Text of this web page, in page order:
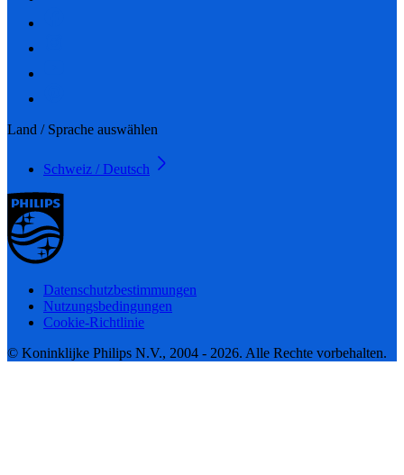
Land / Sprache auswählen
Schweiz / Deutsch
Datenschutzbestimmungen
Nutzungsbedingungen
Cookie-Richtlinie
© Koninklijke Philips N.V., 2004 - 2026. Alle Rechte vorbehalten.